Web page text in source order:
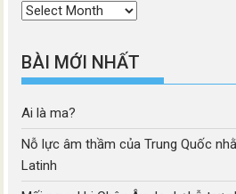
Thời
BÀI MỚI NHẤT
Ai là ma?
Nỗ lực âm thầm của Trung Quốc
Latinh